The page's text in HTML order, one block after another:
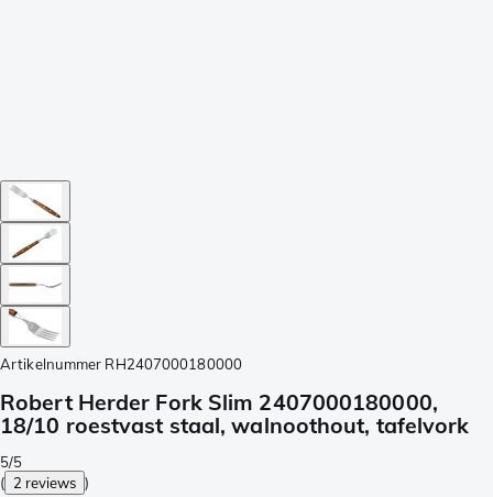
Artikelnummer RH2407000180000
Robert Herder Fork Slim 2407000180000,
18/10 roestvast staal, walnoothout, tafelvork
5/5
( 2 reviews )